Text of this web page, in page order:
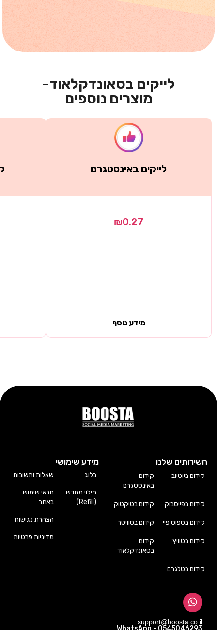
לייקים בסאונדקלאוד-
מוצרים נוספים
לייקים באינסטגרם
₪0.27
מידע נוסף
השירותים שלנו
קידום ביוטיוב
קידום
באינסטגרם
קידום בפייסבוק קידום בטיקטוק
קידום בספוטיפיי קידום בטוויטר
קידום בטוויץ׳
קידום
בסאונדקלאוד
קידום בטלגרם
מידע שימושי
בלוג
מילוי מחדש
(Refill)
שאלות ותשובות
תנאי שימוש
באתר
הצהרת נגישות
מדיניות פרטיות
support@boosta.co.il